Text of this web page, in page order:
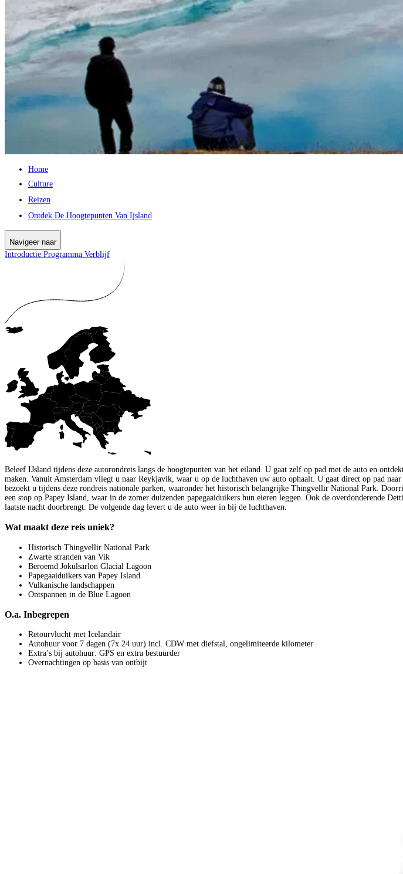
Home
Culture
Reizen
Ontdek De Hoogtepunten Van Ijsland
Navigeer naar
Introductie Programma Verblijf
Beleef IJsland tijdens deze autorondreis langs de hoogtepunten van het eiland. U gaat zelf op pad met de auto en
maken. Vanuit Amsterdam vliegt u naar Reykjavik, waar u op de luchthaven uw auto ophaalt. U gaat direct op pad
bezoekt u tijdens deze rondreis nationale parken, waaronder het historisch belangrijke Thingvellir National Park.
een stop op Papey Island, waar in de zomer duizenden papegaaiduikers hun eieren leggen. Ook de overdonderende
laatste nacht doorbrengt. De volgende dag levert u de auto weer in bij de luchthaven.
Wat maakt deze reis uniek?
Historisch Thingvellir National Park
Zwarte stranden van Vik
Beroemd Jokulsarlon Glacial Lagoon
Papegaaiduikers van Papey Island
Vulkanische landschappen
Ontspannen in de Blue Lagoon
O.a. Inbegrepen
Retourvlucht met Icelandair
Autohuur voor 7 dagen (7x 24 uur) incl. CDW met diefstal, ongelimiteerde kilometer
Extra’s bij autohuur: GPS en extra bestuurder
Overnachtingen op basis van ontbijt